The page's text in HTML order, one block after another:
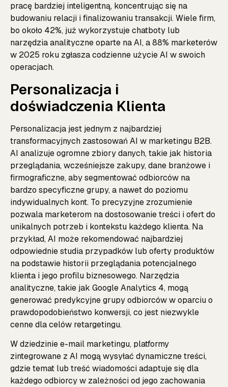
pracę bardziej inteligentną, koncentrując się na
budowaniu relacji i finalizowaniu transakcji. Wiele firm,
bo około 42%, już wykorzystuje chatboty lub
narzędzia analityczne oparte na AI, a 88% marketerów
w 2025 roku zgłasza codzienne użycie AI w swoich
operacjach.
Personalizacja i
doświadczenia Klienta
Personalizacja jest jednym z najbardziej
transformacyjnych zastosowań AI w marketingu B2B.
AI analizuje ogromne zbiory danych, takie jak historia
przeglądania, wcześniejsze zakupy, dane branżowe i
firmograficzne, aby segmentować odbiorców na
bardzo specyficzne grupy, a nawet do poziomu
indywidualnych kont. To precyzyjne zrozumienie
pozwala marketerom na dostosowanie treści i ofert do
unikalnych potrzeb i kontekstu każdego klienta. Na
przykład, AI może rekomendować najbardziej
odpowiednie studia przypadków lub oferty produktów
na podstawie historii przeglądania potencjalnego
klienta i jego profilu biznesowego. Narzędzia
analityczne, takie jak Google Analytics 4, mogą
generować predykcyjne grupy odbiorców w oparciu o
prawdopodobieństwo konwersji, co jest niezwykle
cenne dla celów retargetingu.
W dziedzinie e-mail marketingu, platformy
zintegrowane z AI mogą wysyłać dynamiczne treści,
gdzie temat lub treść wiadomości adaptuje się dla
każdego odbiorcy w zależności od jego zachowania